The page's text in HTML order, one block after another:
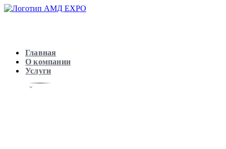
Главная
О компании
Услуги